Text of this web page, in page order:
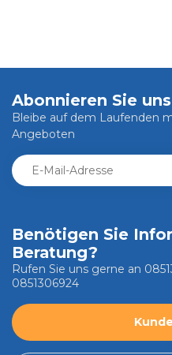
Benötigen Sie
Beratung?
Rufen Sie uns gerne an
0851306924
Abonnieren Sie
Bleibe auf dem Laufenden
Angeboten